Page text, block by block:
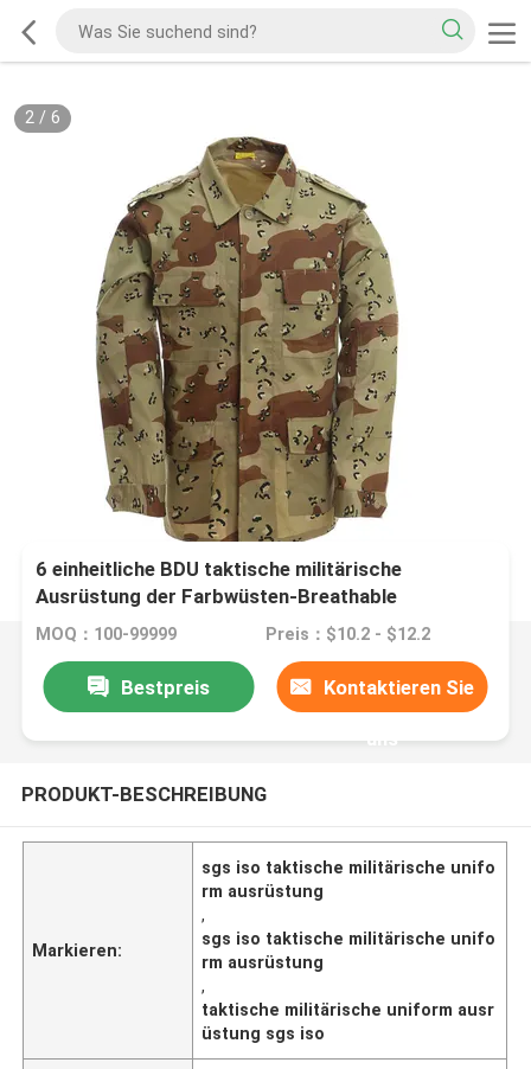
2/ 6
6 einheitliche BDU taktische militärische
Ausrüstung der Farbwüsten-Breathable
MOQ：100-99999 Preis：$10.2 - $12.2
Bestpreis Kontaktieren Sie
uns
PRODUKT-BESCHREIBUNG
Markieren:
sgs iso taktische militärische unifo
rm ausrüstung
,
sgs iso taktische militärische unifo
rm ausrüstung
,
taktische militärische uniform ausr
üstung sgs iso